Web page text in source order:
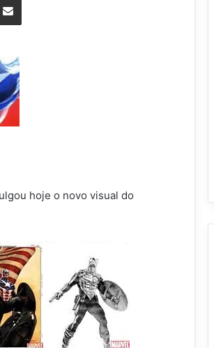
hoje o novo visual do